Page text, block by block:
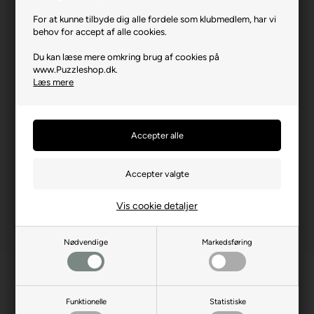
For at kunne tilbyde dig alle fordele som klubmedlem, har vi
behov for accept af alle cookies.
Du kan læse mere omkring brug af cookies på
www.Puzzleshop.dk.
Læs mere
Nødvendige Markedsføring
Funktionelle Statistiske
Vis cookie detaljer
Bredde i cm (ca.)
49
Brikstørrelse i cm² (ca.)
Kunstner
Thomas Kinkade
Producentadresse
Producent hjemmeside
schmidtspiele.de
Advarsler